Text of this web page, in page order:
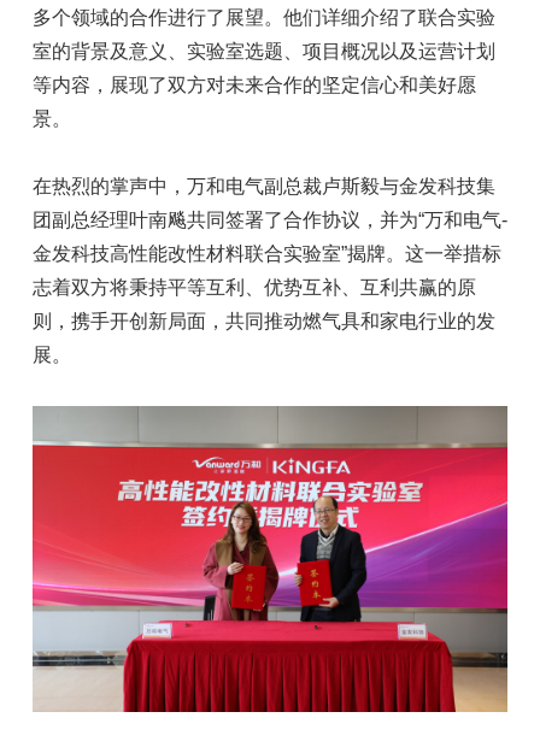
多个领域的合作进行了展望。他们详细介绍了联合实验
室的背景及意义、实验室选题、项目概况以及运营计划
等内容，展现了双方对未来合作的坚定信心和美好愿
景。
在热烈的掌声中，万和电气副总裁卢斯毅与金发科技集
团副总经理叶南飚共同签署了合作协议，并为“万和电气-
金发科技高性能改性材料联合实验室”揭牌。这一举措标
志着双方将秉持平等互利、优势互补、互利共赢的原
则，携手开创新局面，共同推动燃气具和家电行业的发
展。